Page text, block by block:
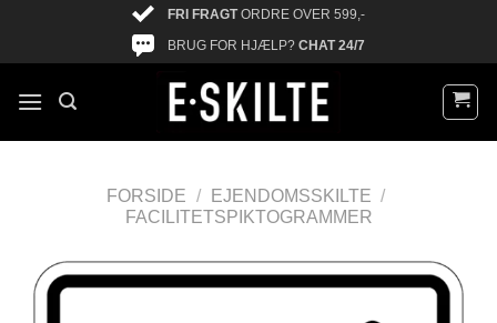
FRI FRAGTORDRE OVER 599,-
BRUG FOR HJÆLP? CHAT 24/7
FORSIDE / EJENDOMSSKILTE /
FACILITETSPIKTOGRAMMER